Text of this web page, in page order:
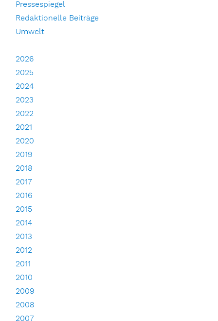
Pressespiegel
Redaktionelle Beiträge
Umwelt
2026
2025
2024
2023
2022
2021
2020
2019
2018
2017
2016
2015
2014
2013
2012
2011
2010
2009
2008
2007